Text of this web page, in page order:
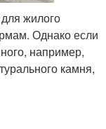
жилого
Однако если
например,
камня,